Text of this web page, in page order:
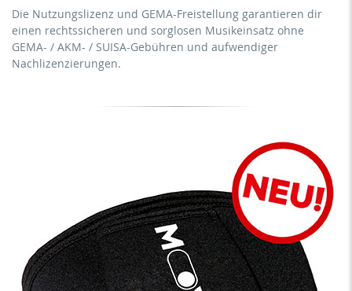
mechanische Vervielfältigung als DVD (bis 1.000 Stück)
Download der Titel zur Verwendung
Die Nutzungslizenz und GEMA-Freistellung garantieren dir
einen rechtssicheren und sorglosen Musikeinsatz ohne
GEMA- / AKM- / SUISA-Gebühren und aufwendiger
Nachlizenzierungen.